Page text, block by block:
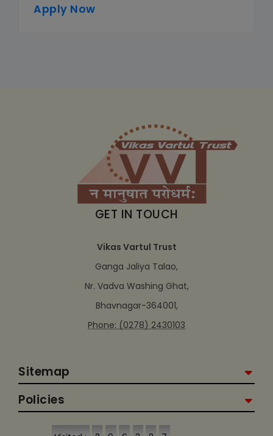
Apply Now
GET IN TOUCH
Vikas Vartul Trust
Ganga Jaliya Talao,
Nr. Vadva Washing Ghat,
Bhavnagar-364001,
Phone: (0278) 2430103
Sitemap
Policies